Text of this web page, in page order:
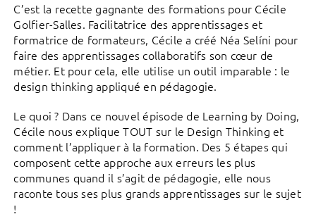
C’est la recette gagnante des formations pour Cécile
Golfier-Salles. Facilitatrice des apprentissages et
formatrice de formateurs, Cécile a créé Néa Selíni pour
faire des apprentissages collaboratifs son cœur de
métier. Et pour cela, elle utilise un outil imparable : le
design thinking appliqué en pédagogie.
Le quoi ? Dans ce nouvel épisode de Learning by Doing,
Cécile nous explique TOUT sur le Design Thinking et
comment l’appliquer à la formation. Des 5 étapes qui
composent cette approche aux erreurs les plus
communes quand il s’agit de pédagogie, elle nous
raconte tous ses plus grands apprentissages sur le sujet
!